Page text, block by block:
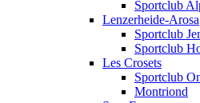
Sportclub
Lenzerheide-Arosa
Sportclub
Sportclub
Les Crosets
Sportclub
Montriond